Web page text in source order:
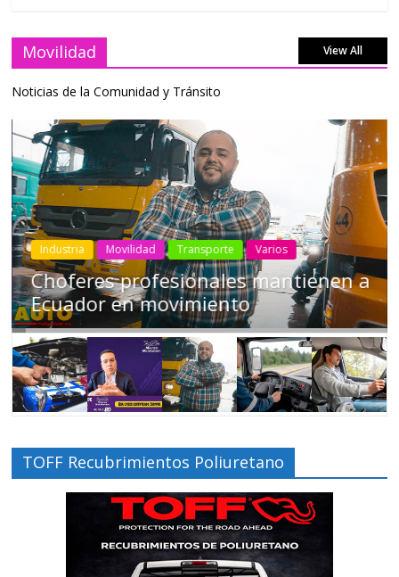
Movilidad View All
Noticias de la Comunidad y Tránsito
Industria Movilidad Transporte Varios
Choferes profesionales mantienen a
Ecuador en movimiento
TOFF Recubrimientos Poliuretano